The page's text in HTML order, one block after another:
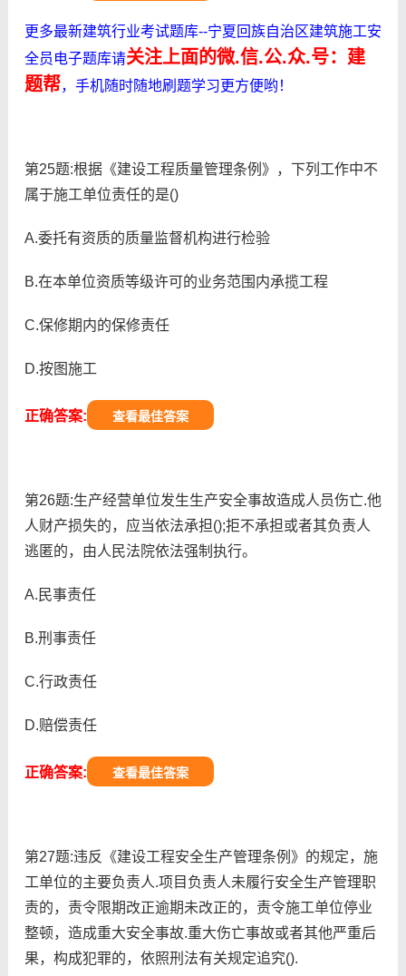
更多最新建筑行业考试题库--宁夏回族自治区建筑施工安
全员电子题库请关注上面的微.信.公.众.号：建
题帮，手机随时随地刷题学习更方便哟！
第25题:根据《建设工程质量管理条例》，下列工作中不
属于施工单位责任的是()
A.委托有资质的质量监督机构进行检验
B.在本单位资质等级许可的业务范围内承揽工程
C.保修期内的保修责任
D.按图施工
正确答案: 查看最佳答案
第26题:生产经营单位发生生产安全事故造成人员伤亡.他
人财产损失的，应当依法承担();拒不承担或者其负责人
逃匿的，由人民法院依法强制执行。
A.民事责任
B.刑事责任
C.行政责任
D.赔偿责任
正确答案: 查看最佳答案
第27题:违反《建设工程安全生产管理条例》的规定，施
工单位的主要负责人.项目负责人未履行安全生产管理职
责的，责令限期改正逾期未改正的，责令施工单位停业
整顿，造成重大安全事故.重大伤亡事故或者其他严重后
果，构成犯罪的，依照刑法有关规定追究().